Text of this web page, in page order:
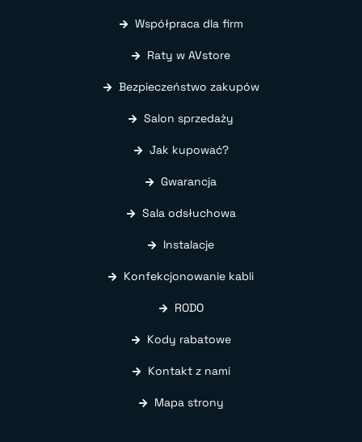
Współpraca dla firm
Raty w AVstore
Bezpieczeństwo zakupów
Salon sprzedaży
Jak kupować?
Gwarancja
Sala odsłuchowa
Instalacje
Konfekcjonowanie kabli
RODO
Kody rabatowe
Kontakt z nami
Mapa strony